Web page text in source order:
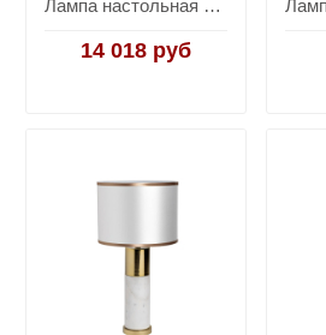
Лампа настольная из мрамора (белый абажур) 22-88690
14 018 руб